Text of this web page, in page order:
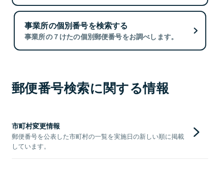
事業所の個別番号を検索する
事業所の７けたの個別郵便番号をお調べします。
郵便番号検索に関する情報
市町村変更情報
郵便番号を公表した市町村の一覧を実施日の新しい順に掲載
しています。